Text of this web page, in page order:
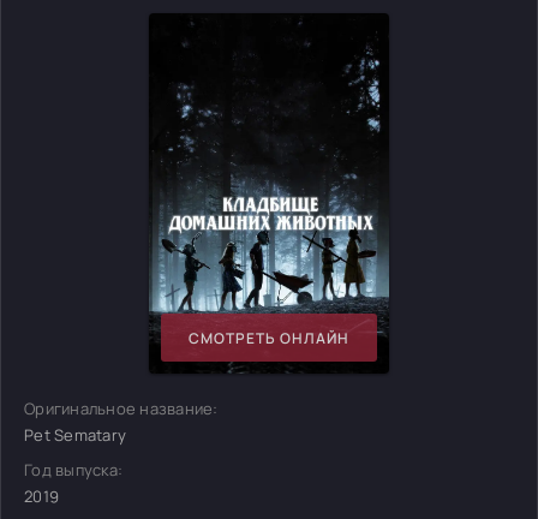
СМОТРЕТЬ ОНЛАЙН
Оригинальное название:
Pet Sematary
Год выпуска:
2019